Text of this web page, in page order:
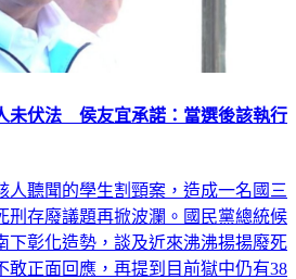
未伏法 侯友宜承諾：當選後該執行
人聽聞的學生割頸案，造成一名國三
刑存廢議題再掀波瀾。國民黨總統候
下彰化造勢，談及近來沸沸揚揚廢死
敢正面回應，再提到目前獄中仍有38